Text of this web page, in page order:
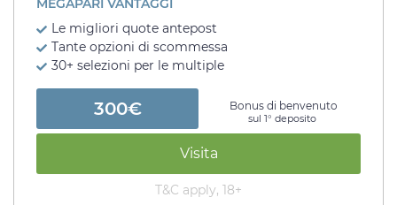
Le migliori quote antepost
Tante opzioni di scommessa
30+ selezioni per le multiple
300€ Bonus di benvenuto
sul 1° deposito
Visita
T&C apply, 18+